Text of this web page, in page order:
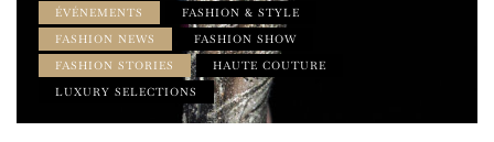
ÉVÉNEMENTS
FASHION & STYLE
FASHION NEWS
FASHION SHOW
FASHION STORIES
HAUTE COUTURE
LUXURY SELECTIONS